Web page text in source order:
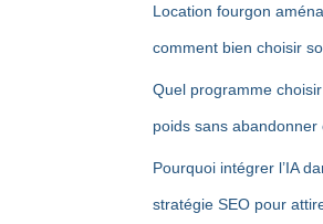
Location fourgon
comment bien choisir
Quel programme
poids sans abandonner
Pourquoi intégrer l’IA
stratégie SEO pour